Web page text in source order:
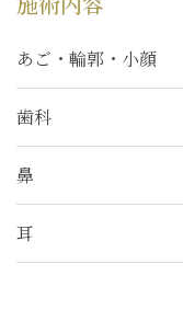
あご・輪郭・小顔
歯科
鼻
耳